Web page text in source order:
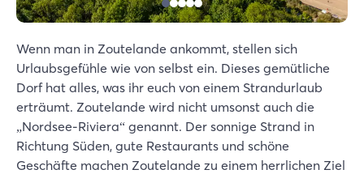
Wenn man in Zoutelande ankommt, stellen sich
Urlaubsgefühle wie von selbst ein. Dieses gemütliche
Dorf hat alles, was ihr euch von einem Strandurlaub
erträumt. Zoutelande wird nicht umsonst auch die
„Nordsee-Riviera“ genannt. Der sonnige Strand in
Richtung Süden, gute Restaurants und schöne
Geschäfte machen Zoutelande zu einem herrlichen Ziel